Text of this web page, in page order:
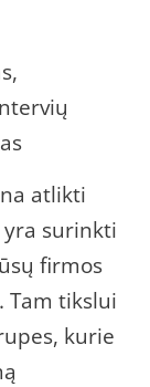
atlikti
surinkti
firmos
Tam tikslui
kurie